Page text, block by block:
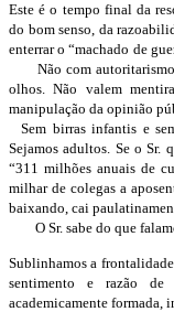
Este é o tempo final da
do bom senso, da
enterrar o “machado de
Não com
olhos. Não valem
manipulação da opinião
Sem birrasinfantis e
Sejamos adultos. Seo Sr. q
“311 milhões anuaisde
milhar de colegas a
baixando,cai
O Sr. sabe do que
Sublinhamosa
sentimento e razão de
academicamente formada,